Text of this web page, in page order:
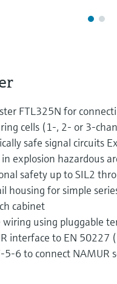
FTL325N for
cells (1-, 2- or 3-
safe signal circuits
explosion hazardous
safety up to SIL2
housing for simple
cabinet
wiring using pluggable
interface to EN 50227
6 to connect NAMUR